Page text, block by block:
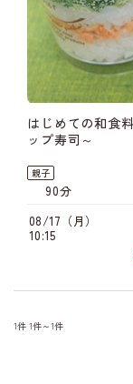
はじめての和食
ップ寿司～
親子
90分
08/17（月）
10:15
1件 1件～1件